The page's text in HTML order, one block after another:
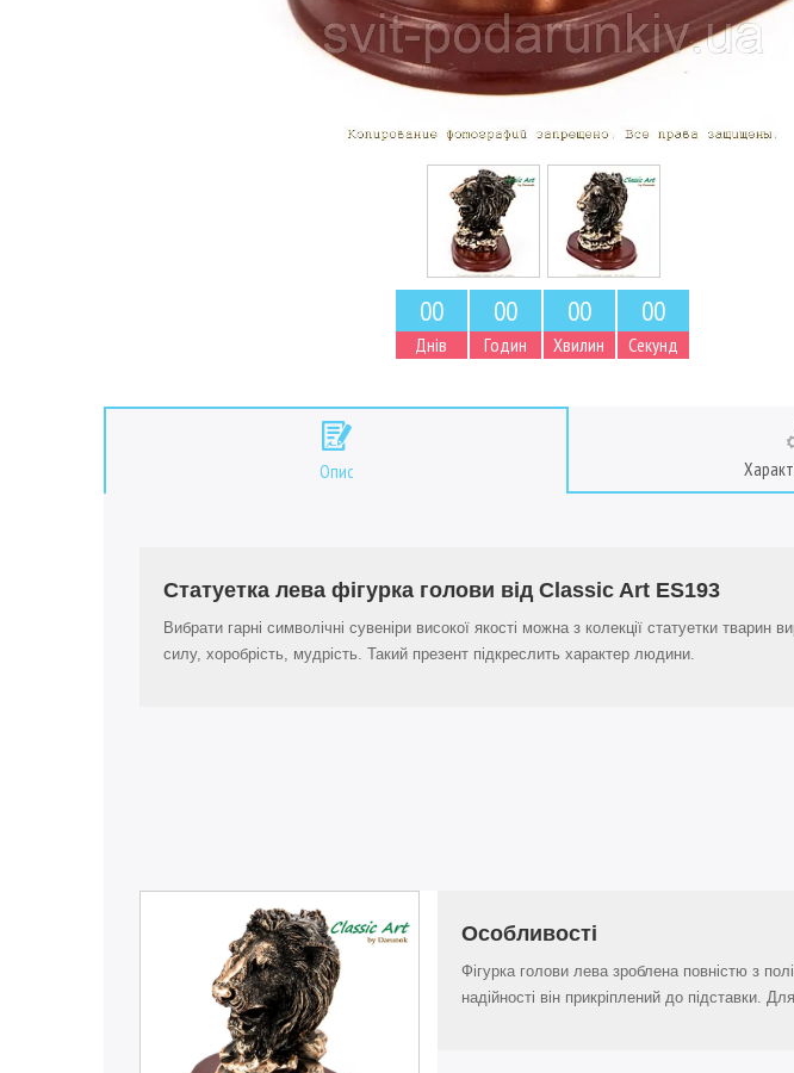
00
Днів
00
Годин
00
Хвилин
00
Секунд
Опис
Статуетка лева фігурка голови від Classic Art ES193
Вибрати гарні символічні сувеніри високої якості можна з колекції статуетки
силу, хоробрість, мудрість. Такий презент підкреслить характер людини.
Особливості
Фігурка голови лева зроблена повністю з
надійності він прикріплений до підставки.